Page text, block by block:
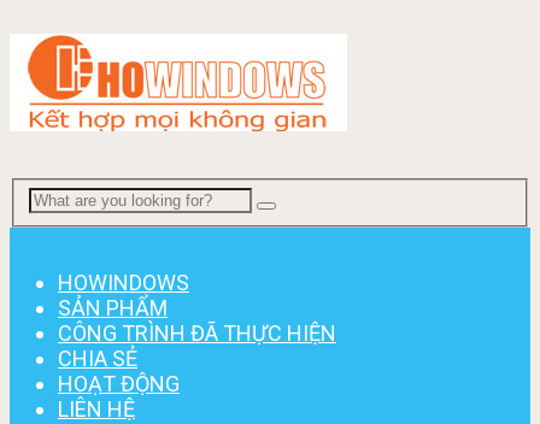
HOWINDOWS
SẢN PHẨM
CÔNG TRÌNH ĐÃ THỰC HIỆN
CHIA SẺ
HOẠT ĐỘNG
LIÊN HỆ